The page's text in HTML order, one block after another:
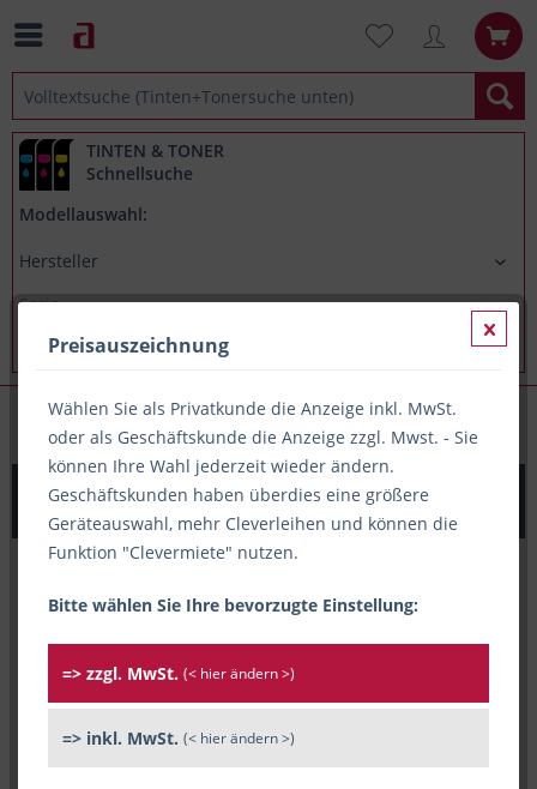
TINTEN & TONER
Schnellsuche
Modellauswahl:
Nachfülltusche
Boardmarker-Nachfülltusche Edding BTK25 schwarz
25ml
Preisauszeichnung
Wählen Sie als Privatkunde die Anzeige inkl. MwSt.
oder als Geschäftskunde die Anzeige zzgl. Mwst. - Sie
können Ihre Wahl jederzeit wieder ändern.
Geschäftskunden haben überdies eine größere
Geräteauswahl, mehr Cleverleihen und können die
Funktion "Clevermiete" nutzen.
Bitte wählen Sie Ihre bevorzugte Einstellung:
=> zzgl. MwSt. (< hier ändern >)
=> inkl. MwSt. (< hier ändern >)